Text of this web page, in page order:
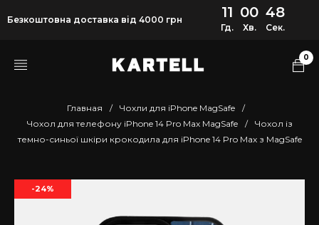
Безкоштовна доставка від 4000 грн 11
Гд.
00
Хв.
47
Сек.
0
Главная / Чохли для iPhone MagSafe
/
Чохол для телефону iPhone 14 Pro Max MagSafe
/
Чохол із
темно-синьої шкіри крокодила для iPhone 14 Pro Max з MagSafe
-24%